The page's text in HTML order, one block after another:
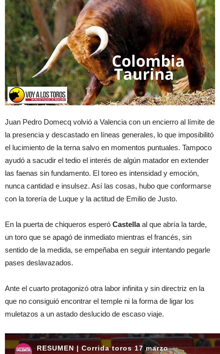
Juan Pedro Domecq volvió a Valencia con un encierro al límite de
la presencia y descastado en líneas generales, lo que imposibilitó
el lucimiento de la terna salvo en momentos puntuales. Tampoco
ayudó a sacudir el tedio el interés de algún matador en extender
las faenas sin fundamento. El toreo es intensidad y emoción,
nunca cantidad e insulsez. Así las cosas, hubo que conformarse
con la torería de Luque y la actitud de Emilio de Justo.
En la puerta de chiqueros esperó Castellaal que abría la tarde,
un toro que se apagó de inmediato mientras el francés, sin
sentido de la medida, se empeñaba en seguir intentando pegarle
pases deslavazados.
Ante el cuarto protagonizó otra labor infinita y sin directriz en la
que no consiguió encontrar el temple ni la forma de ligar los
muletazos a un astado deslucido de escaso viaje.